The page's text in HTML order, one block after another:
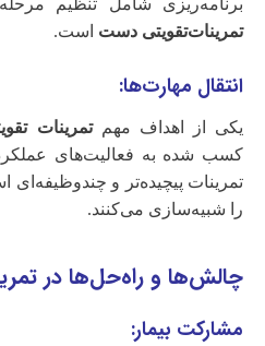
تمرینات‌تقویتی دست است.
انتقال مهارت‌ها:
یکی از اهداف مهمتمرینات
کسب شده به فعالیت‌های
تمرینات پیچیده‌تر و
را شبیه‌سازی می‌کنند.
چالش‌ها و راه‌حل‌ها در
مشارکت بیمار: